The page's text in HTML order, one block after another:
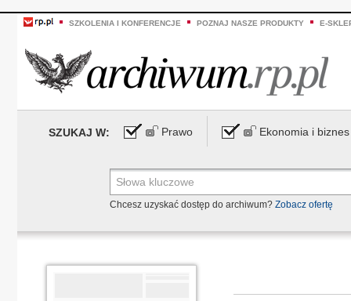
SZKOLENIA I KONFERENCJE POZNAJ NASZE PRODUKTY E-
SZUKAJ W: Prawo Ekonomia i biznes
Chcesz uzyskać dostęp do archiwum? Zobacz ofertę